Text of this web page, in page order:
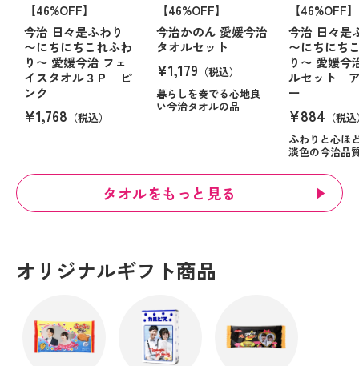
【46%OFF】
今治 日々是ふわり
〜にちにちこれふわ
り〜 愛媛今治 フェ
イスタオル３Ｐ ピ
ンク
¥1,768 （税込）
【46%OFF】
今治かのん 愛媛今治
タオルセット
¥1,179 （税込）
暮らしを奏でる心地良
い今治タオルの品
【46%OFF】
今治 日々是
〜にちにち
り〜 愛媛今
ルセット
ー
¥884 （税
ふわりと心ほ
淡色の今治品
タオルをもっと見る
オリジナルギフト商品